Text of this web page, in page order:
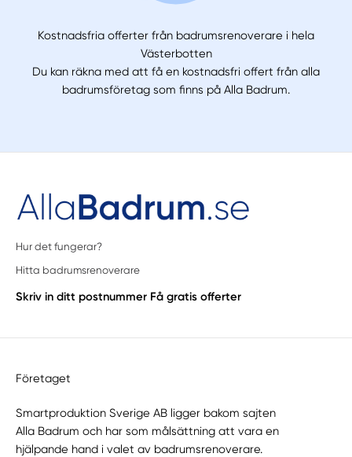
Kostnadsfria offerter från badrumsrenoverare i hela
Västerbotten
Du kan räkna med att få en kostnadsfri offert från alla
badrumsföretag som finns på Alla Badrum.
Hur det fungerar?
Hitta badrumsrenoverare
Skriv in ditt postnummer Få gratis offerter
Företaget
Smartproduktion Sverige AB ligger bakom sajten
Alla Badrum och har som målsättning att vara en
hjälpande hand i valet av badrumsrenoverare.